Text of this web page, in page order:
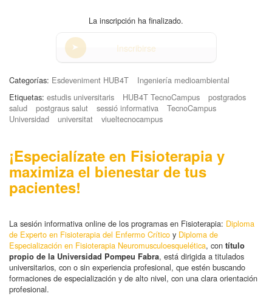
La inscripción ha finalizado.
Inscribirse
Categorías: Esdeveniment HUB4T
Ingeniería medioambiental
Etiquetas: estudis universitaris HUB4T TecnoCampus
postgrados
salud
postgraus salut sessió informativa
TecnoCampus
Universidad
universitat viueltecnocampus
¡Especialízate en Fisioterapia y
maximiza el bienestar de tus
pacientes!
La sesión informativa online de los programas en Fisioterapia: Diploma
de Experto en Fisioterapia del Enfermo Crítico y Diploma de
Especialización en Fisioterapia Neuromusculoesquelética, con título
propio de la Universidad Pompeu Fabra, está dirigida a titulados
universitarios, con o sin experiencia profesional, que estén buscando
formaciones de especialización y de alto nivel, con una clara orientación
profesional.